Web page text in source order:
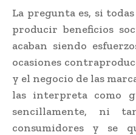
La pregunta es, si
producir beneficios
acaban siendo
ocasiones
y el negocio de las
las interpreta como
sencillamente, ni
consumidores y se